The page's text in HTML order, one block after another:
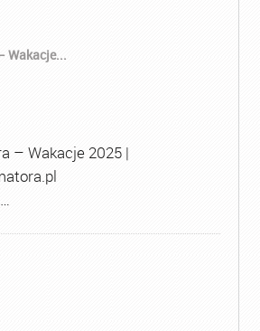
Wakacje...
– Wakacje 2025 |